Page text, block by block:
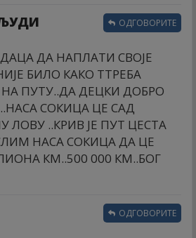
ДА НАПЛАТИ СВОЈЕ
БИЛО КАКО ТТРЕБА
ПУТУ..ДА ДЕЦКИ ДОБРО
СОКИЦА ЦЕ САД
ЛОВУ ..КРИВ ЈЕ ПУТ ЦЕСТА
НАСА СОКИЦА ДА ЦЕ
КМ..500 000 КМ..БОГ
ОДГОВОРИТЕ
ОДГОВОРИТЕ